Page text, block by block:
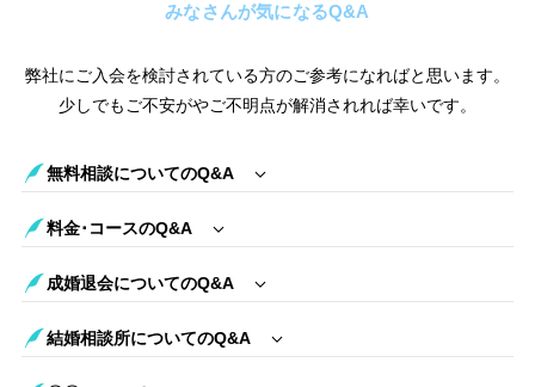
みなさんが気になるQ&A
弊社にご入会を検討されている方のご参考になればと思います。
少しでもご不安がやご不明点が解消されれば幸いです。
無料相談についてのQ&A
料金･コースのQ&A
成婚退会についてのQ&A
結婚相談所についてのQ&A